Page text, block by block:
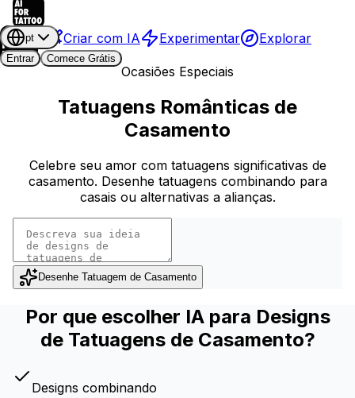
Criar com IA Experimentar Explorar
pt
Entrar
Comece Grátis
Ocasiões Especiais
Tatuagens Românticas de
Casamento
Celebre seu amor com tatuagens significativas de
casamento. Desenhe tatuagens combinando para
casais ou alternativas a alianças.
Desenhe Tatuagem de Casamento
Por que escolher IA para Designs
de Tatuagens de Casamento?
Designs combinando